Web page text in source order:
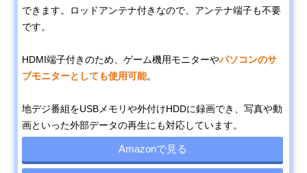
できます。ロッドアンテナ付きなので、アンテナ端子も不要
です。
HDMI端子付きのため、ゲーム機用モニターやパソコンのサ
ブモニターとしても使用可能。
地デジ番組をUSBメモリや外付けHDDに録画でき、写真や動
画といった外部データの再生にも対応しています。
Amazonで見る